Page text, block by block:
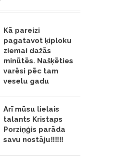
Kā pareizi
pagatavot ķiploku
ziemai dažās
minūtēs. Našķēties
varēsi pēc tam
veselu gadu
Arī mūsu lielais
talants Kristaps
Porziņģis parāda
savu nostāju‼️‼️‼️